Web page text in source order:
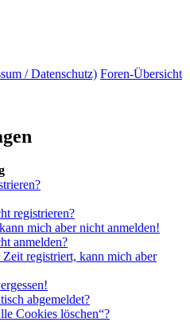
/ Datenschutz) Foren-Übersicht
registrieren?
mich aber nicht anmelden!
anmelden?
registriert, kann mich aber
abgemeldet?
Cookies löschen“?